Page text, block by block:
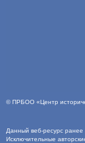
©ПРБОО «Центр
Данный веб-ресурс
Исключительные